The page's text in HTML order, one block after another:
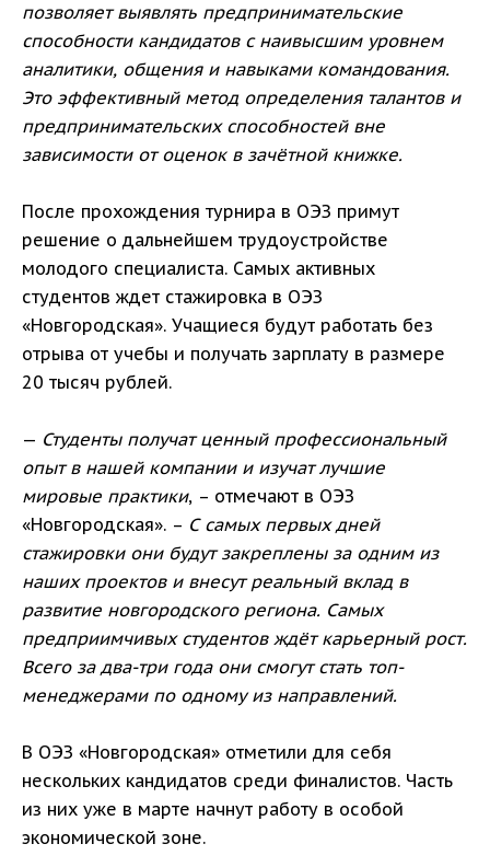
позволяет выявлять предпринимательские
способности кандидатов с наивысшим уровнем
аналитики, общения и навыками командования.
Это эффективный метод определения талантов и
предпринимательских способностей вне
зависимости от оценок в зачётной книжке.
После прохождения турнира в ОЭЗ примут
решение о дальнейшем трудоустройстве
молодого специалиста. Самых активных
студентов ждет стажировка в ОЭЗ
«Новгородская». Учащиеся будут работать без
отрыва от учебы и получать зарплату в размере
20 тысяч рублей.
— Студенты получат ценный профессиональный
опыт в нашей компании и изучат лучшие
мировые практики, – отмечают в ОЭЗ
«Новгородская». – С самых первых дней
стажировки они будут закреплены за одним из
наших проектов и внесут реальный вклад в
развитие новгородского региона. Самых
предприимчивых студентов ждёт карьерный рост.
Всего за два-три года они смогут стать топ-
менеджерами по одному из направлений.
В ОЭЗ «Новгородская» отметили для себя
нескольких кандидатов среди финалистов. Часть
из них уже в марте начнут работу в особой
экономической зоне.